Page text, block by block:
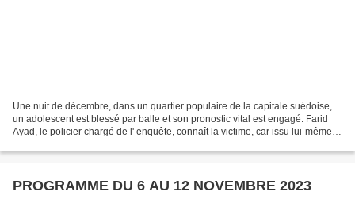
Une nuit de décembre, dans un quartier populaire de la capitale suédoise,
un adolescent est blessé par balle et son pronostic vital est engagé. Farid
Ayad, le policier chargé de l' enquête, connaît la victime, car issu lui-même
PROGRAMME DU 6 AU 12 NOVEMBRE 2023